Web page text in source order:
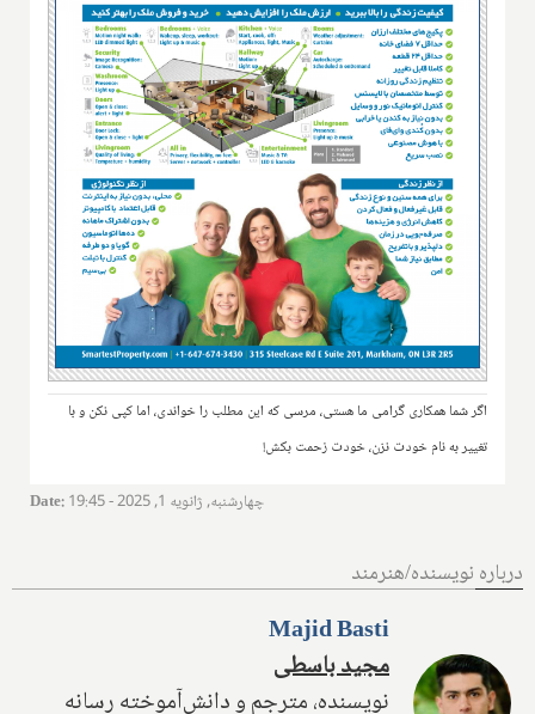
اگر شما همکاری گرامی ما هستی، مرسی که این مطلب را خواندی، اما کپی نکن و با
تغییر به نام خودت نزن، خودت زحمت بکش!
Date: چهارشنبه, ژانویه 1, 2025 - 19:45
درباره نویسنده/هنرمند
Majid Basti
مجید باسطی
نویسنده، مترجم و دانش‌آموخته رسانه